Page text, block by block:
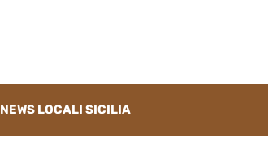
NEWS LOCALI SICILIA